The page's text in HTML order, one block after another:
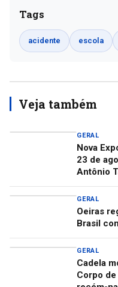
Tags
acidente escola
Veja também
GERAL
Nova
23 de
Antônio
GERAL
Oeiras
Brasil
GERAL
Cadela
Corpo